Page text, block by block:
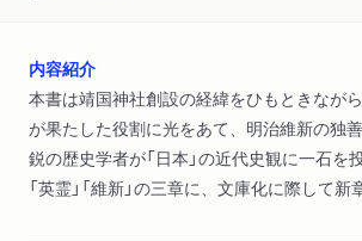
内容紹介
本書は靖国神社創設の経緯をひもときなが
が果たした役割に光をあて、明治維新の独
鋭の歴史学者が「日本」の近代史観に一石を
「英霊」「維新」の三章に、文庫化に際して新